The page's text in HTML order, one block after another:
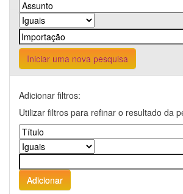
Iniciar uma nova pesquisa
Adicionar filtros:
Utilizar filtros para refinar o resultado da